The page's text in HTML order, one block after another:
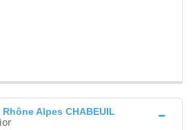
Alpes CHABEUIL